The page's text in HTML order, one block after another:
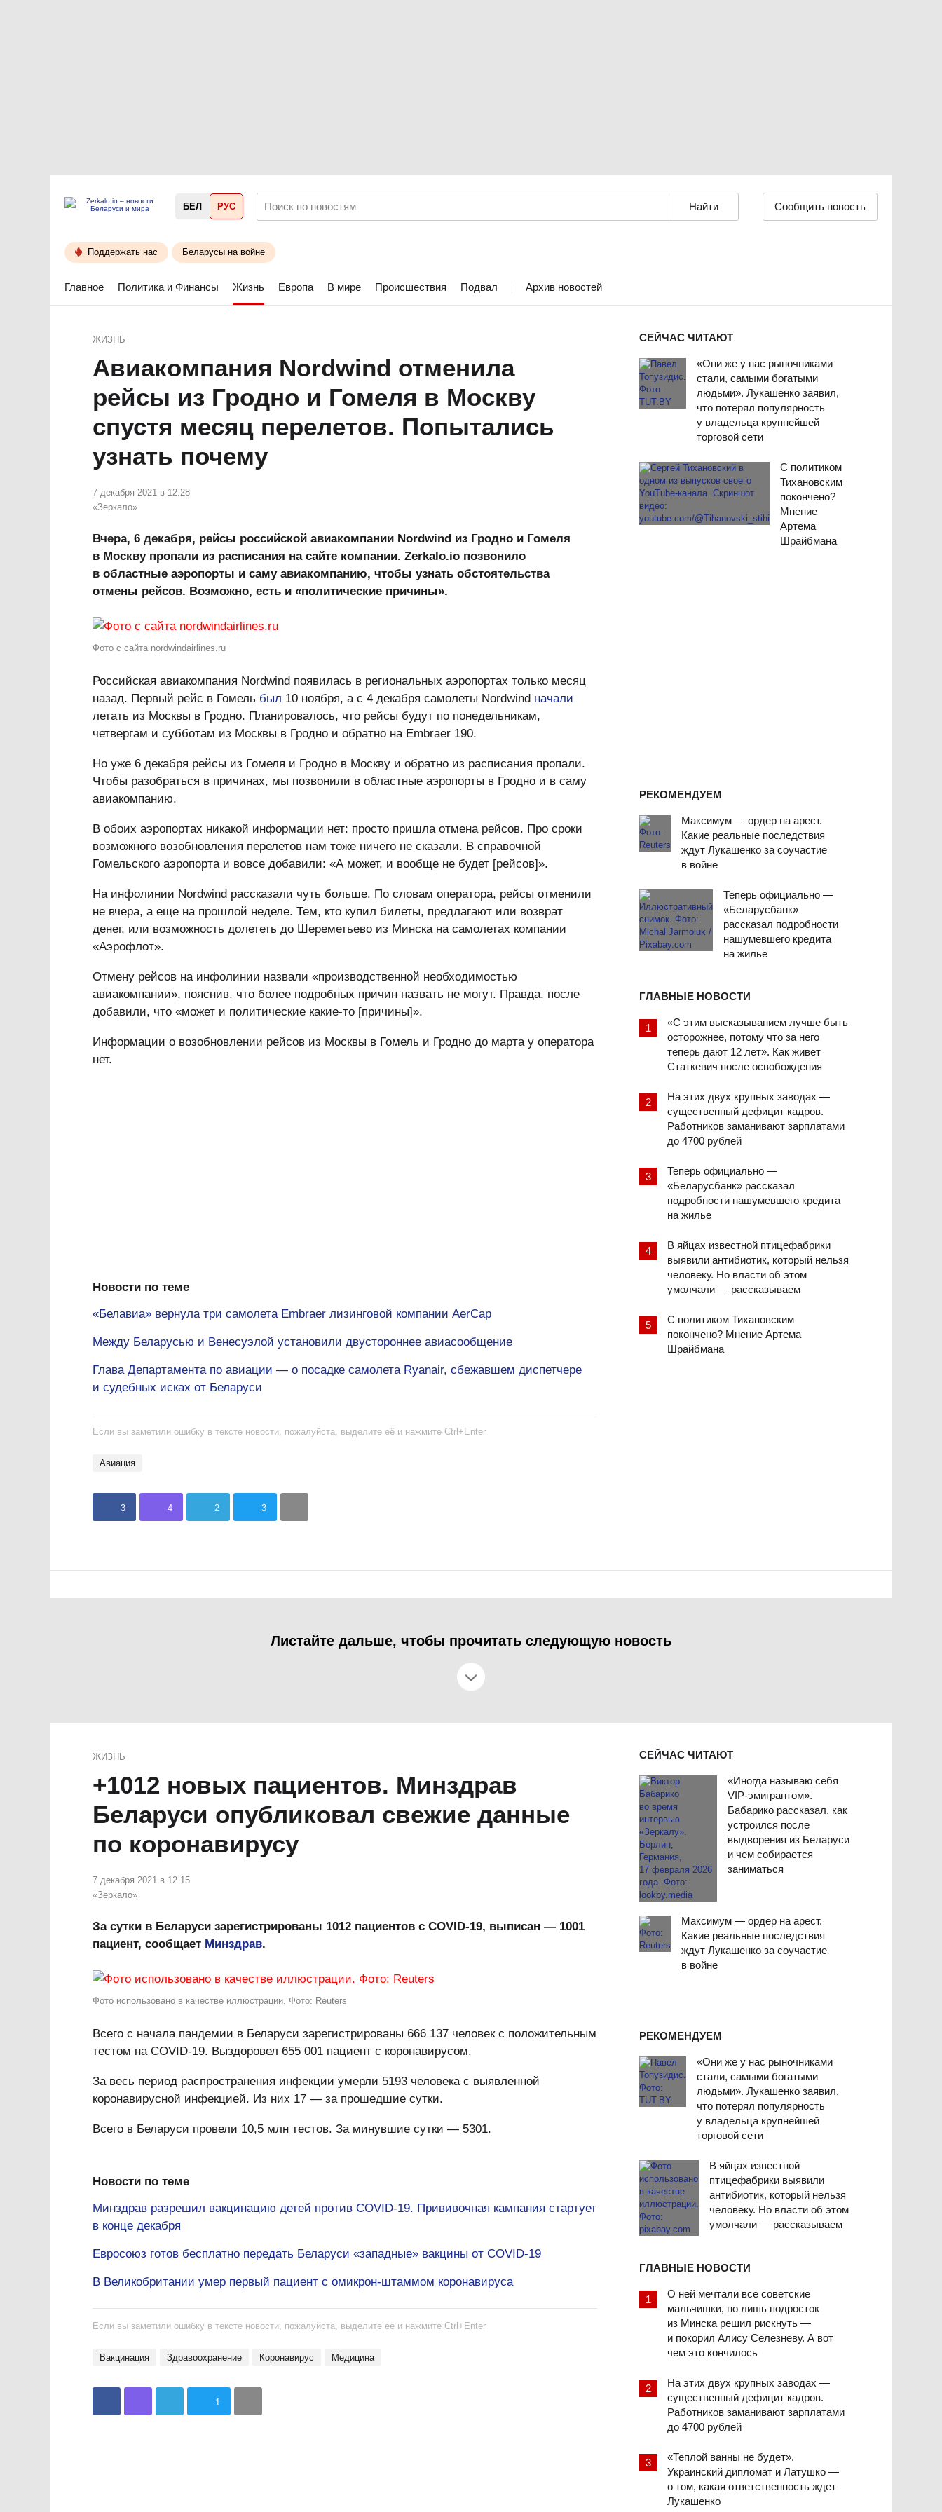
БЕЛ РУС Сообщить новость
Поддержать нас Беларусы на войне
Главное Политика и Финансы Жизнь Европа В мире Происшествия Подвал Архив новостей
СЕЙЧАС ЧИТАЮТ
«Они же у нас рыночниками
стали, самыми богатыми
людьми». Лукашенко заявил,
что потерял популярность
у владельца крупнейшей
торговой сети
С политиком
Тихановским
покончено?
Мнение
Артема
Шрайбмана
РЕКОМЕНДУЕМ
Максимум — ордер на арест.
Какие реальные последствия
ждут Лукашенко за соучастие
в войне
Теперь официально —
«Беларусбанк»
рассказал подробности
нашумевшего кредита
на жилье
ГЛАВНЫЕ НОВОСТИ
«С этим высказыванием лучше быть
осторожнее, потому что за него
теперь дают 12 лет». Как живет
Статкевич после освобождения
На этих двух крупных заводах —
существенный дефицит кадров.
Работников заманивают зарплатами
до 4700 рублей
Теперь официально —
«Беларусбанк» рассказал
подробности нашумевшего кредита
на жилье
В яйцах известной птицефабрики
выявили антибиотик, который нельзя
человеку. Но власти об этом
умолчали — рассказываем
С политиком Тихановским
покончено? Мнение Артема
Шрайбмана
ЖИЗНЬ
Авиакомпания Nordwind отменила
рейсы из Гродно и Гомеля в Москву
спустя месяц перелетов. Попытались
узнать почему
7 декабря 2021 в 12.28
«Зеркало»
Вчера, 6 декабря, рейсы российской авиакомпании Nordwind из Гродно и Гомеля
в Москву пропали из расписания на сайте компании. Zerkalo.io позвонило
в областные аэропорты и саму авиакомпанию, чтобы узнать обстоятельства
отмены рейсов. Возможно, есть и «политические причины».
Фото с сайта nordwindairlines.ru
Российская авиакомпания Nordwind появилась в региональных аэропортах только месяц
назад. Первый рейс в Гомель был 10 ноября, а с 4 декабря самолеты Nordwind начали
летать из Москвы в Гродно. Планировалось, что рейсы будут по понедельникам,
четвергам и субботам из Москвы в Гродно и обратно на Embraer 190.
Но уже 6 декабря рейсы из Гомеля и Гродно в Москву и обратно из расписания пропали.
Чтобы разобраться в причинах, мы позвонили в областные аэропорты в Гродно и в саму
авиакомпанию.
В обоих аэропортах никакой информации нет: просто пришла отмена рейсов. Про сроки
возможного возобновления перелетов нам тоже ничего не сказали. В справочной
Гомельского аэропорта и вовсе добавили: «А может, и вообще не будет [рейсов]».
На инфолинии Nordwind рассказали чуть больше. По словам оператора, рейсы отменили
не вчера, а еще на прошлой неделе. Тем, кто купил билеты, предлагают или возврат
денег, или возможность долететь до Шереметьево из Минска на самолетах компании
«Аэрофлот».
Отмену рейсов на инфолинии назвали «производственной необходимостью
авиакомпании», пояснив, что более подробных причин назвать не могут. Правда, после
добавили, что «может и политические какие-то [причины]».
Информации о возобновлении рейсов из Москвы в Гомель и Гродно до марта у оператора
нет.
Новости по теме
«Белавиа» вернула три самолета Embraer лизинговой компании AerCap
Между Беларусью и Венесуэлой установили двустороннее авиасообщение
Глава Департамента по авиации — о посадке самолета Ryanair, сбежавшем диспетчере
и судебных исках от Беларуси
Если вы заметили ошибку в тексте новости, пожалуйста, выделите её и нажмите Ctrl+Enter
авиация
3 4 2 3
Листайте дальше, чтобы прочитать следующую новость